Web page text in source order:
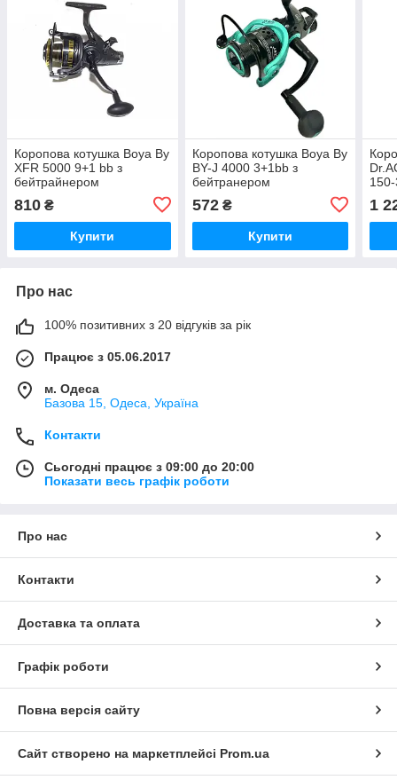
Коропова котушка Boya By
XFR 5000 9+1 bb з
бейтрайнером
810 ₴
Купити
Коропова котушка Boya By
BY-J 4000 3+1bb з
бейтранером
572₴
Купити
150-
1
Про нас
100% позитивних з 20 відгуків за рік
Працює з 05.06.2017
м. Одеса
Базова 15, Одеса, Україна
Контакти
Сьогодні працює з 09:00 до 20:00
Показати весь графік роботи
Про нас
Контакти
Доставка та оплата
Графік роботи
Повна версія сайту
Сайт створено на маркетплейсі Prom.ua